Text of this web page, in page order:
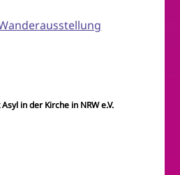
in der Kirche in NRW e.V.